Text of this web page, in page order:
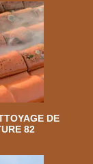
DE
82